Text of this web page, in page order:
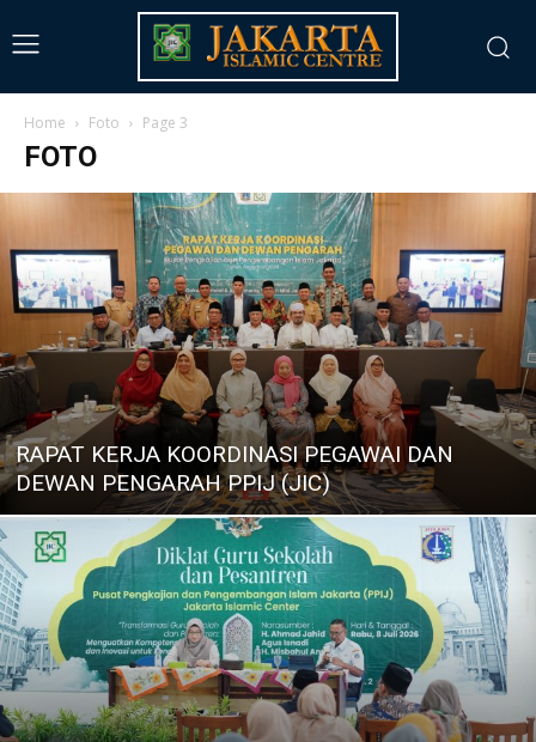
Home Foto Page 3
FOTO
RAPAT KERJA KOORDINASI PEGAWAI DAN
DEWAN PENGARAH PPIJ (JIC)